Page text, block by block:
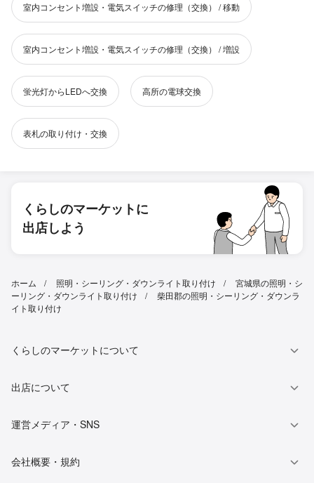
室内コンセント増設・電気スイッチの修理（交換） / 移動
室内コンセント増設・電気スイッチの修理（交換） / 増設
蛍光灯からLEDへ交換 高所の電球交換
表札の取り付け・交換
くらしのマーケットに
出店しよう
ホーム 照明・シーリング・ダウンライト取り付け
宮城県の照明・シ
ーリング・ダウンライト取り付け
柴田郡の照明・シーリング・ダウンラ
イト取り付け
くらしのマーケットについて
出店について
運営メディア・SNS
会社概要・規約